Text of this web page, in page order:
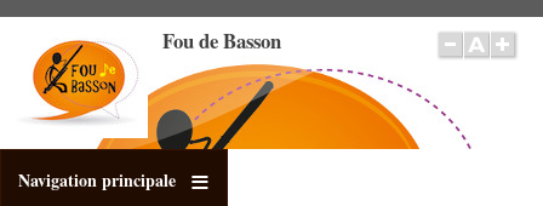
contenu
principal
Fou de Basson
Navigation principale